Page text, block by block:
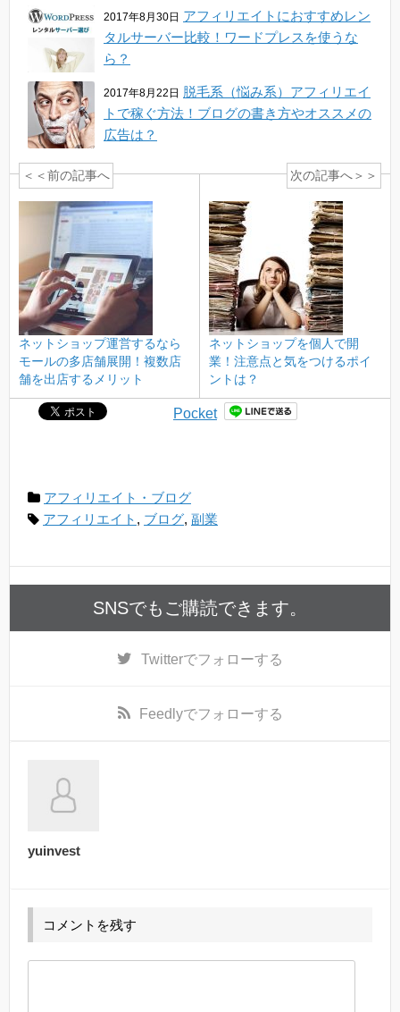
2017年8月30日 アフィリエイトにおすすめレン
タルサーバー比較！ワードプレスを使うな
ら？
2017年8月22日 脱毛系（悩み系）アフィリエイ
トで稼ぐ方法！ブログの書き方やオススメの
広告は？
＜＜前の記事へ
ネットショップ運営するなら
モールの多店舗展開！複数店
舗を出店するメリット
次の記事へ＞＞
ネットショップを個人で開
業！注意点と気をつけるポイ
ントは？
Pocket
アフィリエイト・ブログ
アフィリエイト , ブログ, 副業
SNSでもご購読できます。
Twitterでフォローする
Feedlyでフォローする
yuinvest
コメントを残す